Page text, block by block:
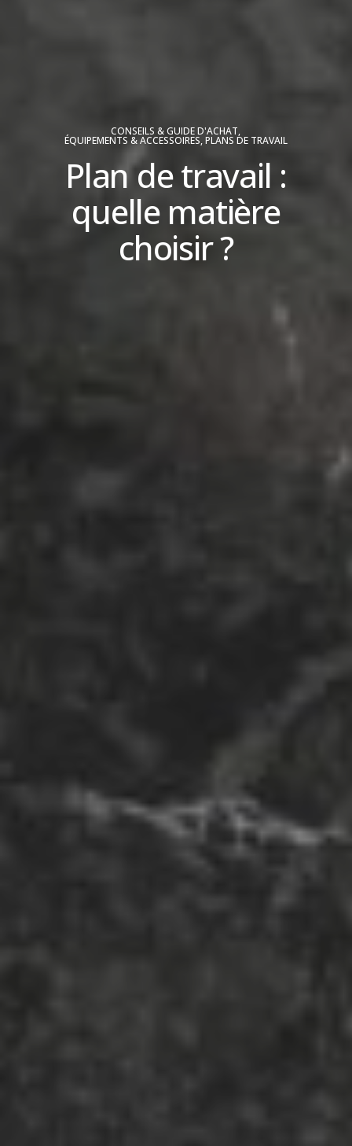
CONSEILS & GUIDE D'ACHAT,
ÉQUIPEMENTS & ACCESSOIRES,PLANS DE TRAVAIL
Plan de travail :
quelle matière
choisir ?